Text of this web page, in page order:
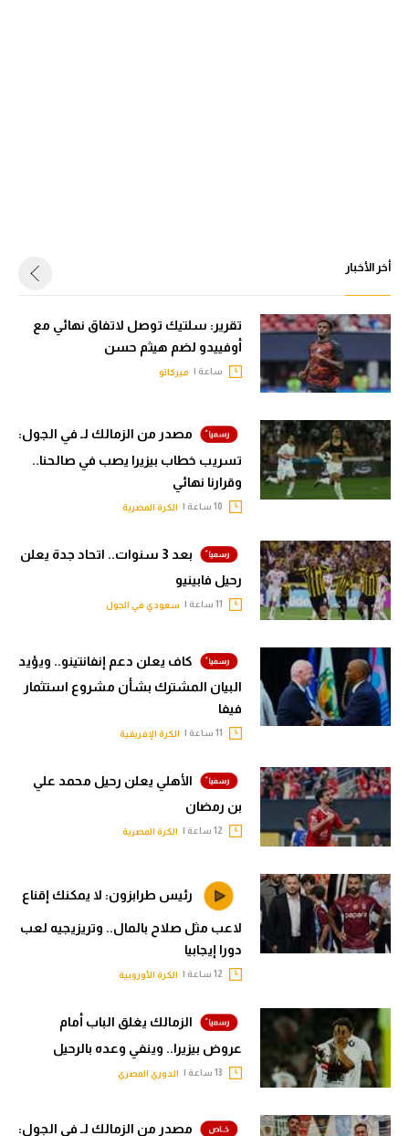
أخر الأخبار
تقرير: سلتيك توصل لاتفاق نهائي مع
أوفييدو لضم هيثم حسن
ساعة | ميركاتو
مصدر من الزمالك لـ في الجول:
تسريب خطاب بيزيرا يصب في صالحنا..
وقرارنا نهائي
الكرة المصرية
بعد 3 سنوات.. اتحاد جدة يعلن
رحيل فابينيو
سعودي في الجول
كاف يعلن دعم إنفانتينو.. ويؤيد
البيان المشترك بشأن مشروع استثمار
فيفا
الكرة الإفريقية
الأهلي يعلن رحيل محمد علي
بن رمضان
الكرة المصرية
رئيس طرابزون: لا يمكنك إقناع
لاعب مثل صلاح بالمال.. وتريزيجيه لعب
دورا إيجابيا
الكرة الأوروبية
الزمالك يغلق الباب أمام
عروض بيزيرا.. وينفي وعده بالرحيل
الدوري المصري
مصدر من الزمالك لـ في الجول: